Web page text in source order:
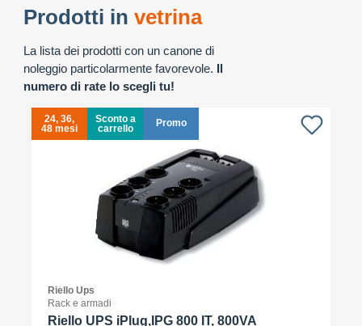
Prodotti in vetrina
La lista dei prodotti con un canone di
noleggio particolarmente favorevole. Il
numero di rate lo scegli tu!
24, 36,
48 mesi
Sconto a
carrello
Promo
Riello Ups
Rack e armadi
Riello UPS iPlug,IPG 800 IT, 800VA